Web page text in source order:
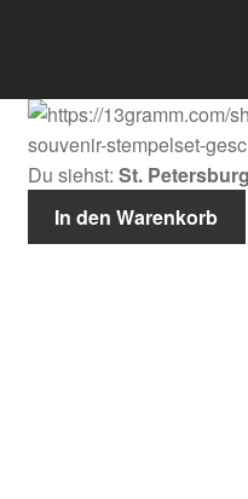
Du siehst: St.
In den Warenkorb